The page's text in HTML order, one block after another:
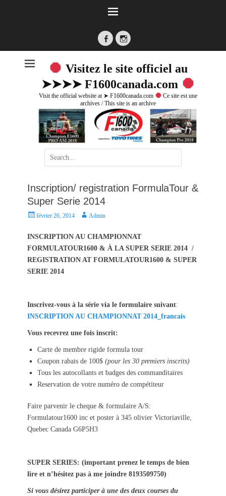
FacebookInstagram
Visitez le site officiel au
➤➤➤➤ F1600canada.com
Visit the official website at ➤ F1600canada.com
Ce site est une
archives / This site is an archive
Search
for:
Inscription/ registration FormulaTour &
Super Serie 2014
P
s
t
o
février 26, 2014
A
t
h
Admin
INSCRIPTION AU CHAMPIONNAT
FORMULATOUR1600 & À LA SUPER SERIE 2014 /
REGISTRATION AT FORMULATOUR1600 & SUPER
SERIE 2014
Inscrivez-vous à la série via le formulaire suivant:
INSCRIPTION AU CHAMPIONNAT 2014_francais
Vous recevrez une fois inscrit:
Carte de membre rigide formula tour
Coupon rabais de 100$ (pour les 30 premiers inscrits)
Tous les autocollants et badges des commanditaires
Reservation de votre numéro de compétiteur
Faire parvenir le cheque & formulaire A/S:
Formulatour1600 inc et poster à 345 olivier Victoriaville,
Quebec Canada G6P5H3
SUPER SERIES: (important prenez le temps de bien
lire et n’hésitez pas à me joindre 8193509750)
Si vous désirez participer à une des deux courses du